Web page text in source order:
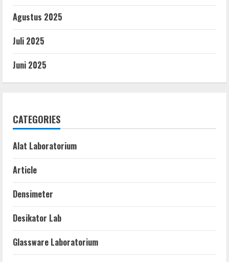
Agustus 2025
Juli 2025
Juni 2025
CATEGORIES
Alat Laboratorium
Article
Densimeter
Desikator Lab
Glassware Laboratorium